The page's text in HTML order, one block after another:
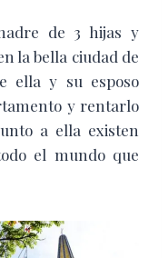
de 3 hijas y
la bella ciudad de
ella y su esposo
y rentarlo
a ella existen
el mundo que